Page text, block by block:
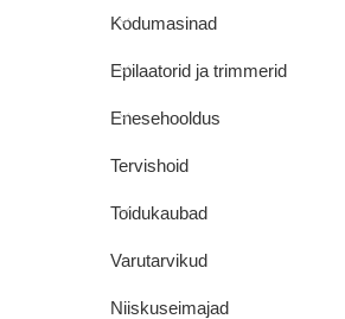
Kodumasinad
Epilaatorid ja trimmerid
Enesehooldus
Tervishoid
Toidukaubad
Varutarvikud
Niiskuseimajad